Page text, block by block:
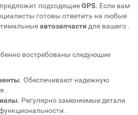
подходящиеGPS. Если вам
готовы ответить на любые
автозапчасти для вашего .
востребованы следующие
. Обеспечивают надежную
.
. Регулярно заменяемые детали
.